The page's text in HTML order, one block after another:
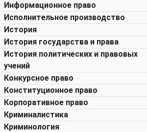
Информационное право
Исполнительное производство
История
История государства и права
История политических и правовых
учений
Конкурсное право
Конституционное право
Корпоративное право
Криминалистика
Криминология